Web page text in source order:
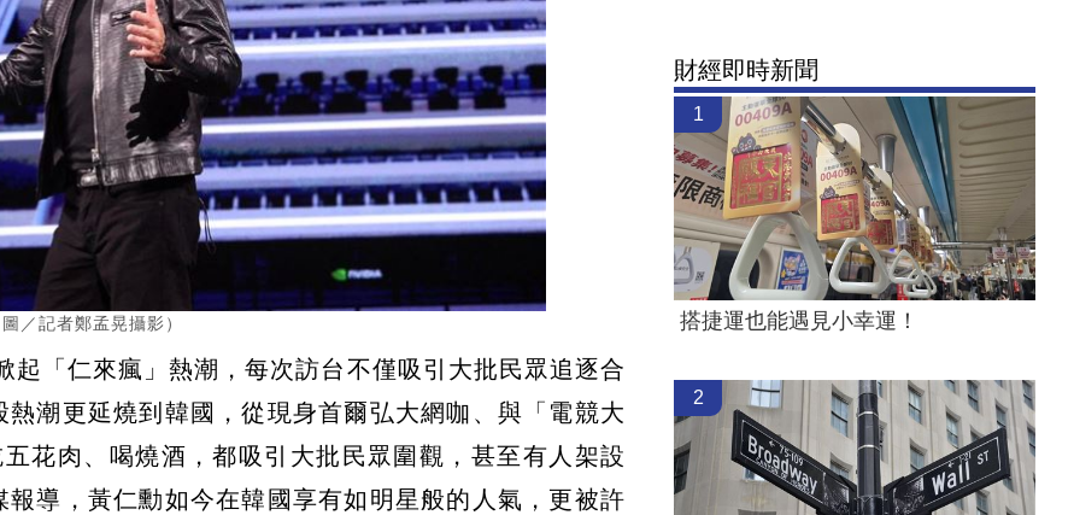
／記者鄭孟晃攝影）
「仁來瘋」熱潮，每次訪台不僅吸引大批民眾追逐合
潮更延燒到韓國，從現身首爾弘大網咖、與「電競大
花肉、喝燒酒，都吸引大批民眾圍觀，甚至有人架設
導，黃仁勳如今在韓國享有如明星般的人氣，更被許
財經即時新聞
1
搭捷運也能遇見小幸運！
2